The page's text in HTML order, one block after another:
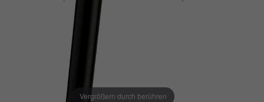
Vergrößern durch berühren